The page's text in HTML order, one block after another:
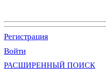
Регистрация
Войти
РАСШИРЕННЫЙ ПОИСК